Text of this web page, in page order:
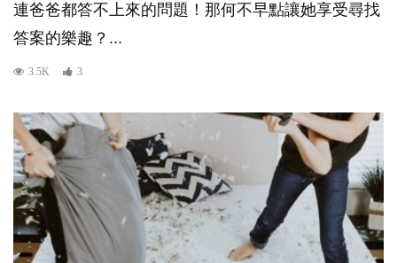
連爸爸都答不上來的問題！那何不早點讓她享受尋找
答案的樂趣？...
3.5K 3